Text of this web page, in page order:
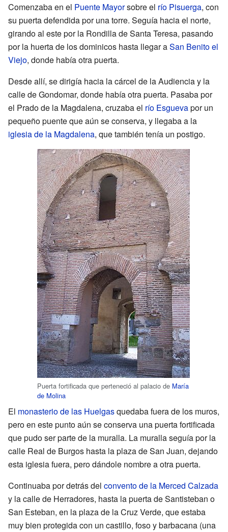
Comenzaba en el Puente Mayorsobre el río Pisuerga, con
su puerta defendida por una torre. Seguía hacia el norte,
girando al este por la Rondilla de Santa Teresa, pasando
por la huerta de los dominicos hasta llegar aSan Benito el
Viejo, donde había otra puerta.
Desde allí, se dirigía hacia la cárcel de la Audiencia y la
calle de Gondomar, donde había otra puerta. Pasaba por
el Prado de la Magdalena, cruzaba el río Esguevapor un
pequeño puente que aún se conserva, y llegaba a la
iglesia de la Magdalena, que también tenía un postigo.
Puerta fortificada que perteneció al palacio de María
de Molina
El monasterio de las Huelgasquedaba fuera de los muros,
pero en este punto aún se conserva una puerta fortificada
que pudo ser parte de la muralla. La muralla seguía por la
calle Real de Burgos hasta la plaza de San Juan, dejando
esta iglesia fuera, pero dándole nombre a otra puerta.
Continuaba por detrás del convento de la Merced Calzada
y la calle de Herradores, hasta la puerta de Santisteban o
San Esteban, en la plaza de la Cruz Verde, que estaba
muy bien protegida con un castillo, foso y barbacana (una